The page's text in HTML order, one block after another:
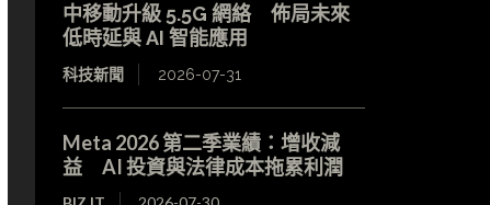
中移動升級 5.5G 網絡 佈局未來
低時延與 AI 智能應用
科技新聞 2026-07-31
Meta 2026 第二季業績：增收減
益 AI 投資與法律成本拖累利潤